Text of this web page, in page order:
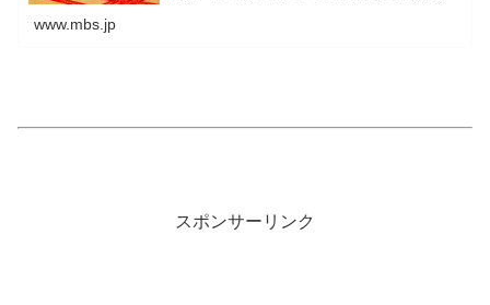
www.mbs.jp
スポンサーリンク